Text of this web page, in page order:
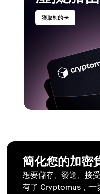
簡化您的加密
想要儲存、發送、接
有了 Cryptomus，一